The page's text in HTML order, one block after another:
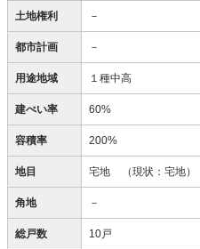
土地権利 －
都市計画 －
用途地域 １種中高
建ぺい率 60%
容積率 200%
地目 宅地 （現状：宅地）
角地 －
総戸数 10戸